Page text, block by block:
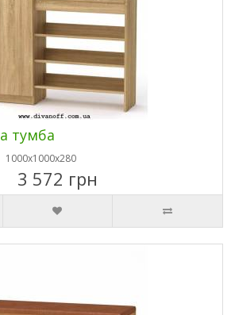
тумба
1000х1000х280
3 572 грн